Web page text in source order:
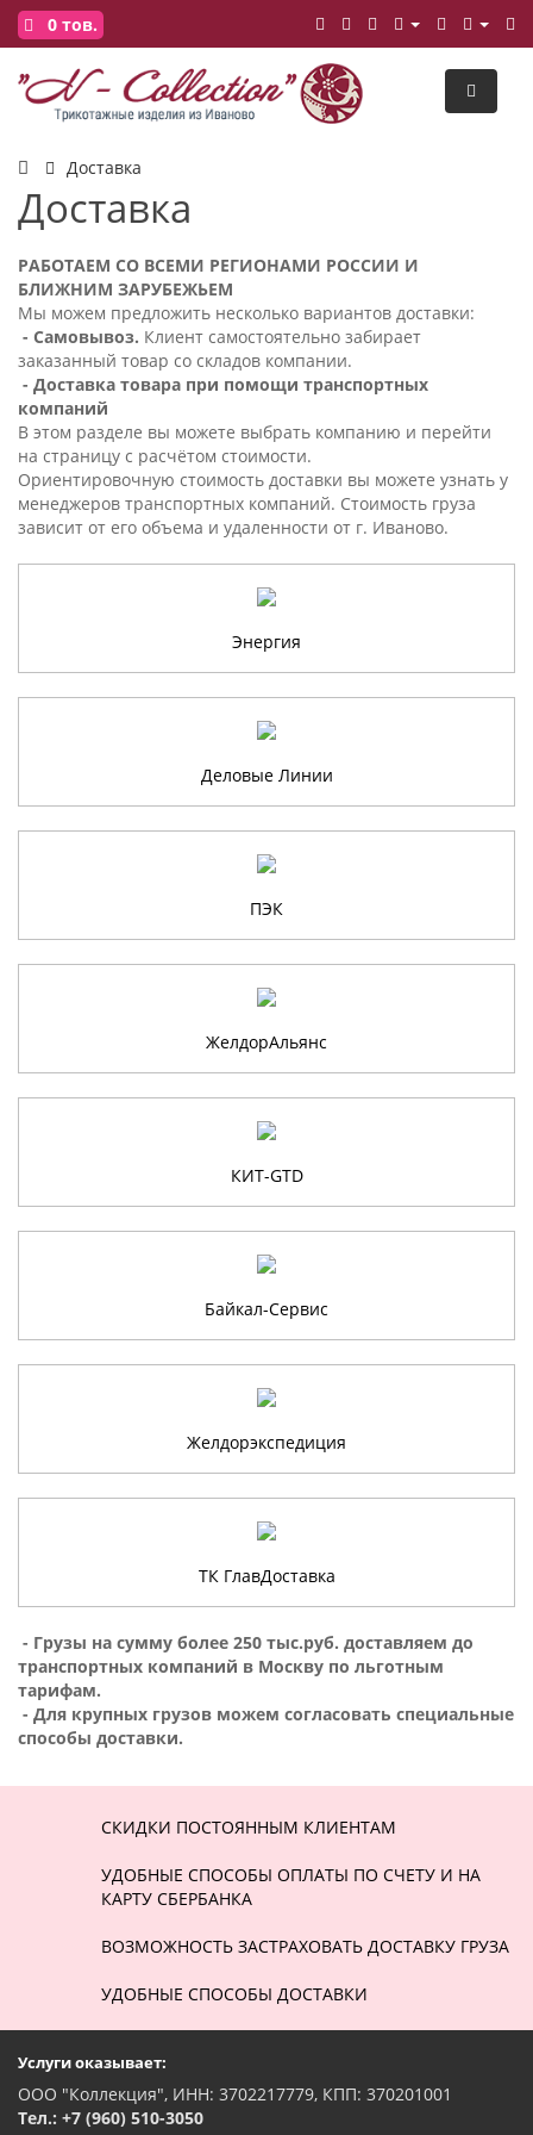
0 тов.
Доставка
Доставка
РАБОТАЕМ СО ВСЕМИ РЕГИОНАМИ РОССИИ И
БЛИЖНИМ ЗАРУБЕЖЬЕМ
Мы можем предложить несколько вариантов доставки:
- Самовывоз. Клиент самостоятельно забирает
заказанный товар со складов компании.
- Доставка товара при помощи транспортных
компаний
В этом разделе вы можете выбрать компанию и перейти
на страницу с расчётом стоимости.
Ориентировочную стоимость доставки вы можете узнать у
менеджеров транспортных компаний. Стоимость груза
зависит от его объема и удаленности от г. Иваново.
Энергия
Деловые Линии
ПЭК
ЖелдорАльянс
КИТ-GTD
Байкал-Сервис
Желдорэкспедиция
ТК ГлавДоставка
- Грузы на сумму более 250 тыс.руб. доставляем до
транспортных компаний в Москву по льготным
тарифам.
- Для крупных грузов можем согласовать специальные
способы доставки.
СКИДКИ ПОСТОЯННЫМ КЛИЕНТАМ
УДОБНЫЕ СПОСОБЫ ОПЛАТЫ ПО СЧЕТУ И НА
КАРТУ СБЕРБАНКА
ВОЗМОЖНОСТЬ ЗАСТРАХОВАТЬ ДОСТАВКУ ГРУЗА
УДОБНЫЕ СПОСОБЫ ДОСТАВКИ
Услуги оказывает:
ООО "Коллекция", ИНН: 3702217779, КПП: 370201001
Тел.: +7 (960) 510-3050